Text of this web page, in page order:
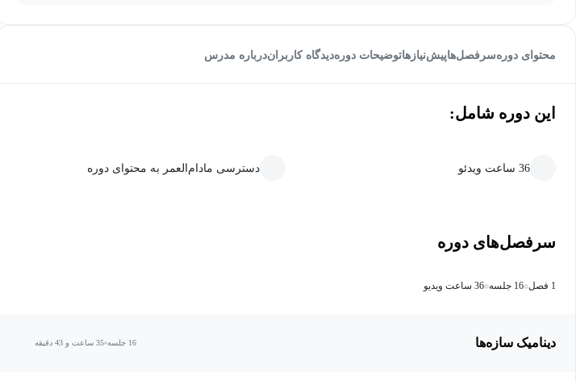
محتوای دورهسرفصل‌هاپیش‌نیاز‌هاتوضیحات دورهدیدگاه کاربراندرباره مدرس
این دوره شامل:
36 ساعت ویدئو دسترسی مادام‌العمر به محتوای دوره
سرفصل‌های دوره
1 فصل 16 جلسه 36 ساعت ویدیو
دینامیک سازه‌ها 16 جلسه 35 ساعت و 43 دقیقه